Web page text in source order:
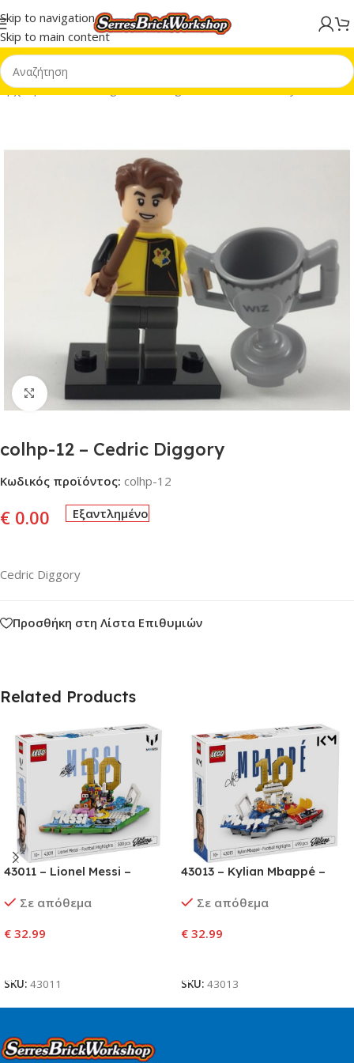
Skip to navigation
Skip to main content
Αρχική σελίδα/Minifigures/Minifigures CMF/CMF Harry Potter 1
Click to enlarge
colhp-12 – Cedric Diggory
Κωδικός προϊόντος: colhp-12
€ 0.00 Εξαντλημένο
Cedric Diggory
Προσθήκη στη Λίστα Επιθυμιών
Related Products
43011 – Lionel Messi –
Σε απόθεμα
€ 32.99
SKU: 43011
43013 – Kylian Mbappé –
Σε απόθεμα
€ 32.99
SKU: 43013